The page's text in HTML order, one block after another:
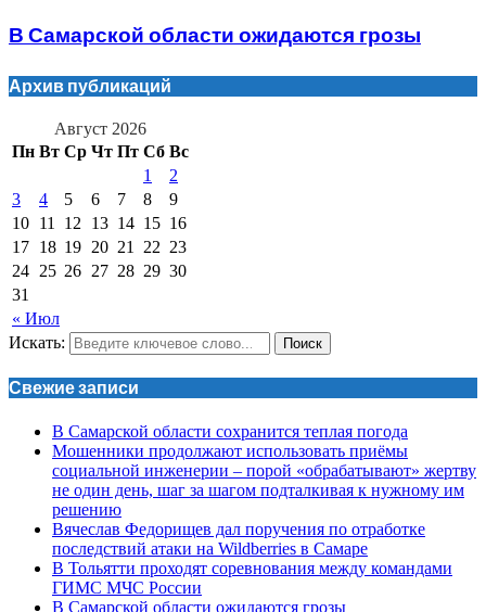
В Самарской области ожидаются грозы
Архив публикаций
Август 2026
Пн Вт Ср Чт Пт Сб Вс
« Июл
1
2
3
4 5 6 7 8
9
10 11 12 13 14 15 16
17 18 19 20 21 22 23
24 25 26 27 28 29 30
31
Искать: Поиск
Свежие записи
В Самарской области сохранится теплая погода
Мошенники продолжают использовать приёмы
социальной инженерии – порой «обрабатывают» жертву
не один день, шаг за шагом подталкивая к нужному им
решению
Вячеслав Федорищев дал поручения по отработке
последствий атаки на Wildberries в Самаре
В Тольятти проходят соревнования между командами
ГИМС МЧС России
В Самарской области ожидаются грозы